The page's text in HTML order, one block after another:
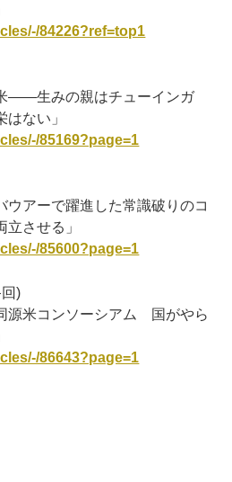
84226?ref=top1
――生みの親はチューインガ
ない」
85169?page=1
ウアーで躍進した常識破りのコ
させる」
85600?page=1
)
源米コンソーシアム 国がやら
86643?page=1